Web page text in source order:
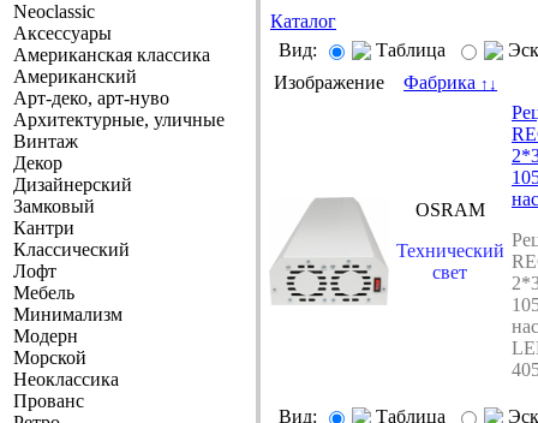
Neoclassic
Аксессуары
Американская классика
Американский
Арт-деко, арт-нуво
Архитектурные, уличные
Винтаж
Декор
Дизайнерский
Замковый
Кантри
Классический
Лофт
Мебель
Минимализм
Модерн
Морской
Неоклассика
Прованс
Каталог
Вид:
Таблица
Изображение
Фабрика ↑ ↓
OSRAM
Технический
свет
Вид: Таблица